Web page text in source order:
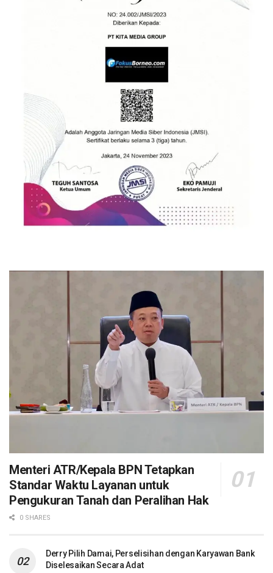
Menteri ATR/Kepala BPN Tetapkan
Standar Waktu Layanan untuk
Pengukuran Tanah dan Peralihan Hak
0 SHARES
Derry Pilih Damai, Perselisihan dengan Karyawan Bank
Diselesaikan Secara Adat